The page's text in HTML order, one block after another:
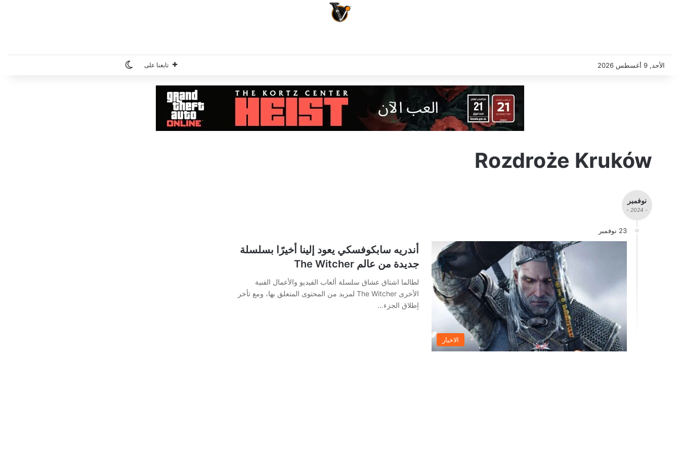
الأحد, 9 أغسطس 2026 تابعنا على الوضع المظلم
Rozdroże Kruków
نوفمبر
- 2024 -
23 نوفمبر
الاخبار
أندريه سابكوفسكي يعود إلينا أخيرًا بسلسلة
جديدة من عالم The Witcher
لطالما اشتاق عشاق سلسلة ألعاب الفيديو والأعمال الفنية
الأخرى The Witcher لمزيد من المحتوى المتعلق بها، ومع تأخر
إطلاق الجزء…